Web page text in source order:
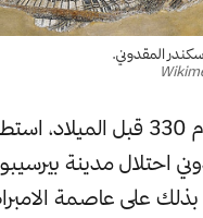
المقدوني.
في شهر أيار من عام 330 قبل الميلاد،
احتلال مدينة
على عاصمة